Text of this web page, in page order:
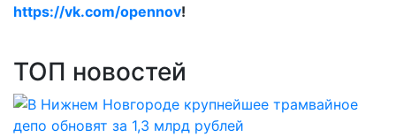
https://vk.com/opennov!
ТОП новостей